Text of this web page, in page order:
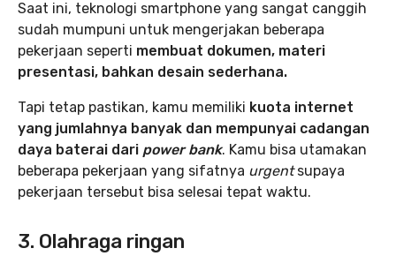
Saat ini, teknologi smartphone yang sangat canggih
sudah mumpuni untuk mengerjakan beberapa
pekerjaan seperti membuat dokumen, materi
presentasi, bahkan desain sederhana.
Tapi tetap pastikan, kamu memiliki kuota internet
yang jumlahnya banyak dan mempunyai cadangan
daya baterai dari power bank. Kamu bisa utamakan
beberapa pekerjaan yang sifatnya urgentsupaya
pekerjaan tersebut bisa selesai tepat waktu.
3. Olahraga ringan